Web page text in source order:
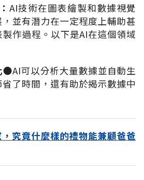
AI技術在圖表繪製和數據視覺
並有潛力在一定程度上輔助甚
作過程。以下是AI在這個領域
●AI可以分析大量數據並自動生
了時間，還有助於揭示數據中
究竟什麼樣的禮物能兼顧爸爸